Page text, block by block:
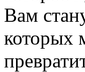
Вам
которых